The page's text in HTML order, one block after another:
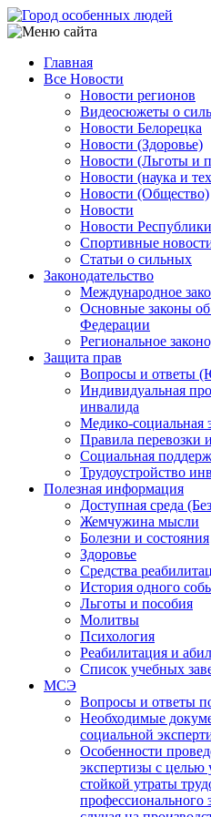
Перейти
к
содержанию
Main
navigation
Главная
Все Новости
Новости регионов
Видеосюжеты о
Новости Белорецка
Новости (Здоровье)
Новости (Льготы и
Новости (наука и
Новости (Общество)
Новости
Новости
Спортивные
Статьи о сильных
Законодательство
Международное
Основные законы
Федерации
Региональное
Защита прав
Вопросы и ответы
Индивидуальная
инвалида
Медико-социальная
Правила перевозки
Социальная
Трудоустройство
Полезная информация
Доступная среда
Жемчужина мысли
Болезни и состояния
Здоровье
Средства
История одного
Льготы и пособия
Молитвы
Психология
Реабилитация и
Список учебных
МСЭ
Вопросы и ответы
Необходимые
социальной
Особенности
экспертизы с целью
стойкой утраты
профессионального